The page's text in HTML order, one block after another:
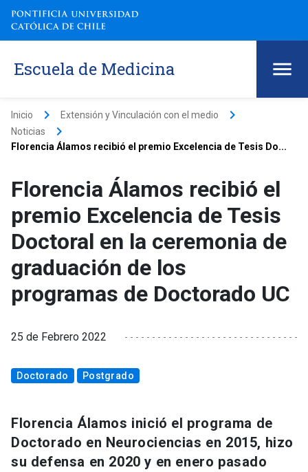
Escuela de Medicina
Inicio keyboard_arrow_right Extensión y Vinculación con el medio keyboard_arrow_right
Noticias keyboard_arrow_right
Florencia Álamos recibió el premio Excelencia de Tesis Do...
Florencia Álamos recibió el
premio Excelencia de Tesis
Doctoral en la ceremonia de
graduación de los
programas de Doctorado UC
25 de Febrero 2022
Doctorado Postgrado
Florencia Álamos inició el programa de
Doctorado en Neurociencias en 2015, hizo
su defensa en 2020 y en enero pasado